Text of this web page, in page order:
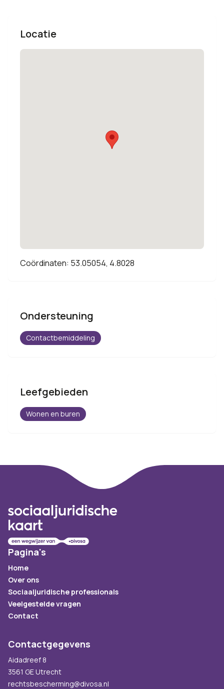
Locatie
Coördinaten: 53.05054, 4.8028
Ondersteuning
Contactbemiddeling
Leefgebieden
Wonen en buren
Pagina's
Home
Over ons
Sociaaljuridische professionals
Veelgestelde vragen
Contact
Contactgegevens
Aidadreef 8
3561 GE Utrecht
rechtsbescherming@divosa.nl